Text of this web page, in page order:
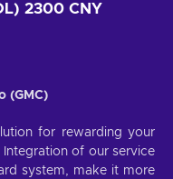
2300 CNY
(GMC)
for rewarding your
of our service
system, make it more